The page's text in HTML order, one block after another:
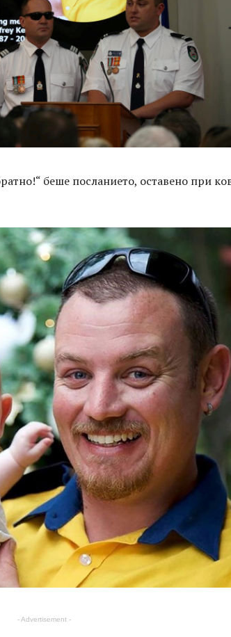
беше посланието, оставено при
- Advertisement -